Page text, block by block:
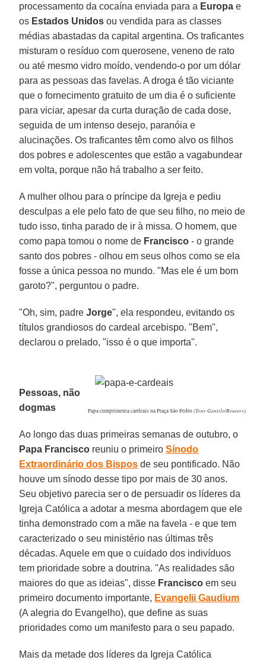
processamento da cocaína enviada para a Europa e
os Estados Unidos ou vendida para as classes
médias abastadas da capital argentina. Os traficantes
misturam o resíduo com querosene, veneno de rato
ou até mesmo vidro moído, vendendo-o por um dólar
para as pessoas das favelas. A droga é tão viciante
que o fornecimento gratuito de um dia é o suficiente
para viciar, apesar da curta duração de cada dose,
seguida de um intenso desejo, paranóia e
alucinações. Os traficantes têm como alvo os filhos
dos pobres e adolescentes que estão a vagabundear
em volta, porque não há trabalho a ser feito.
A mulher olhou para o príncipe da Igreja e pediu
desculpas a ele pelo fato de que seu filho, no meio de
tudo isso, tinha parado de ir à missa. O homem, que
como papa tomou o nome de Francisco - o grande
santo dos pobres - olhou em seus olhos como se ela
fosse a única pessoa no mundo. "Mas ele é um bom
garoto?", perguntou o padre.
"Oh, sim, padreJorge", ela respondeu, evitando os
títulos grandiosos do cardeal arcebispo. "Bem",
declarou o prelado, "isso é o que importa".
Papa cumprimenta cardeais na Praça São Pedro(Tony Gentile/Reuters)
Pessoas, não
dogmas
Ao longo das duas primeiras semanas de outubro, o
Papa Francisco reuniu o primeiroSínodo
Extraordinário dos Bispos de seu pontificado. Não
houve um sínodo desse tipo por mais de 30 anos.
Seu objetivo parecia ser o de persuadir os líderes da
Igreja Católica a adotar a mesma abordagem que ele
tinha demonstrado com a mãe na favela - e que tem
caracterizado o seu ministério nas últimas três
décadas. Aquele em que o cuidado dos indivíduos
tem prioridade sobre a doutrina. "As realidades são
maiores do que as ideias", disse Francisco em seu
primeiro documento importante, Evangelii Gaudium
(A alegria do Evangelho), que define as suas
prioridades como um manifesto para o seu papado.
Mais da metade dos líderes da Igreja Católica